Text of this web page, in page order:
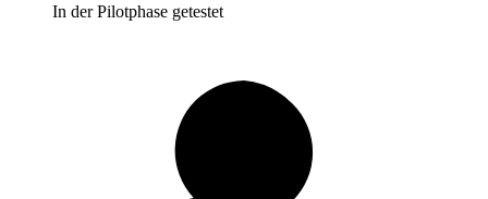
In der Pilotphase getestet